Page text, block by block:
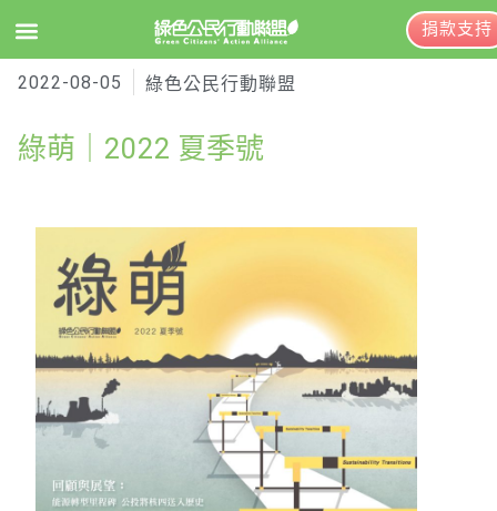
綠盟簡介
大事記
綠盟團隊
聯絡資訊
捐款徵信
年度報告與財報
綠盟倡議
EN
捐款支持
2022-08-05 綠色公民行動聯盟
綠萌｜2022 夏季號